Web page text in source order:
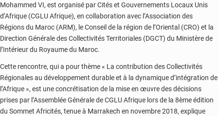
Mohammed VI, est organisé par Cités et Gouvernements Locaux Unis
d’Afrique (CGLU Afrique), en collaboration avec l’Association des
Régions du Maroc (ARM), le Conseil de la région de l’Oriental (CRO) et la
Direction Générale des Collectivités Territoriales (DGCT) du Ministère de
l’Intérieur du Royaume du Maroc.
Cette rencontre, qui a pour thème « La contribution des Collectivités
Régionales au développement durable et à la dynamique d’intégration de
l’Afrique », est une concrétisation de la mise en œuvre des décisions
prises par l’Assemblée Générale de CGLU Afrique lors de la 8ème édition
du Sommet Africités, tenue à Marrakech en novembre 2018, explique